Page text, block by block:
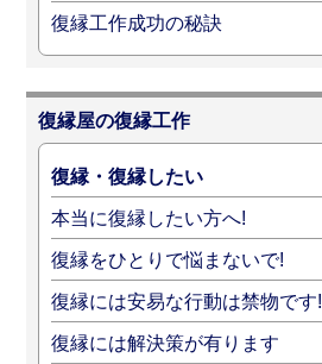
復縁工作成功の秘訣
復縁屋の復縁工作
復縁・復縁したい
本当に復縁したい方へ!
復縁をひとりで悩まないで!
復縁には安易な行動は禁物です!
復縁には解決策が有ります